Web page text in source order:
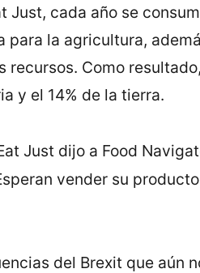
Just, cada año se
la agricultura,
Como
y el 14% de la tierra.
Just dijo a Food
vender su
del Brexit que aún